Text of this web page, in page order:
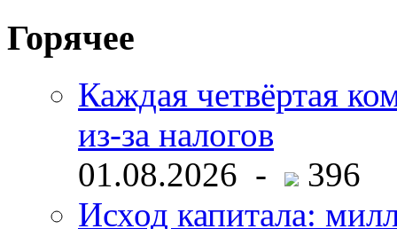
Горячее
Каждая четвёртая
из-за налогов
01.08.2026 -
396
Исход капитала: